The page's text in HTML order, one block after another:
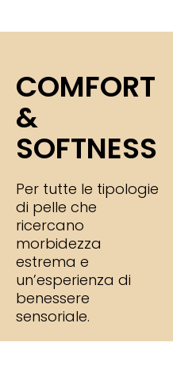
COMFORT
&
SOFTNESS
Per tutte le tipologie
di pelle che
ricercano
morbidezza
estrema e
un’esperienza di
benessere
sensoriale.